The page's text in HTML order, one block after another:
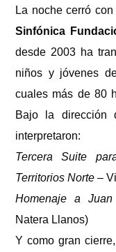
La noche cerró
Sinfónica
desde 2003 ha
niños y jóvenes
cuales más de 80
Bajo la dirección
interpretaron:
Tercera Suite
Territorios Norte –
Homenaje a Juan
Natera Llanos)
Y como gran cierre,